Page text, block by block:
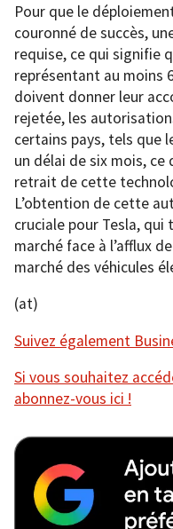
Pour que le
couronné de succès,
requise, ce qui signifie
représentant au moins
doivent donner leur
rejetée, les
certains pays, tels que
un délai de six mois,
retrait de cette
L’obtention de cette
cruciale pour Tesla,
marché face à l’afflux
marché des véhicules
(at)
Suivez également
Si vous souhaitez
abonnez-vous ici !